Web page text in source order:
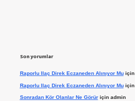
Son yorumlar
Raporlu Ilaç Direk Eczaneden Alınıyor Muiçin
Raporlu Ilaç Direk Eczaneden Alınıyor Muiçin
Sonradan Kör Olanlar Ne Görüriçin admin